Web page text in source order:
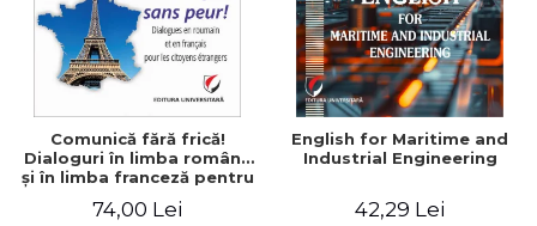
Comunică fără frică!
Dialoguri în limba română
şi în limba franceză pentru
străini/Communique sans
74,00 Lei
English for Maritime and
Industrial Engineering
42,29 Lei